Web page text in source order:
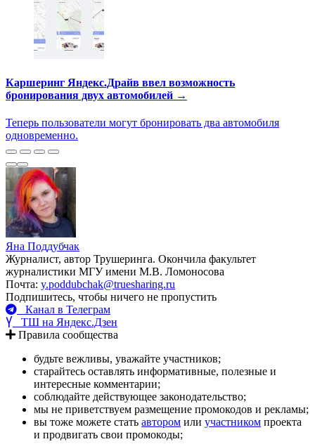
Каршеринг Яндекс.Драйв ввел возможность
бронирования двух автомобилей →
Теперь пользователи могут бронировать два автомобиля
одновременно.
Яна Поддубчак
Журналист, автор Трушеринга. Окончила факультет
журналистики МГУ имени М.В. Ломоносова
Почта: y.poddubchak@truesharing.ru
Подпишитесь, чтобы ничего не пропустить
Канал в Телеграм
ТШ на Яндекс.Дзен
Правила сообщества
будьте вежливы, уважайте участников;
старайтесь оставлять информативные, полезные и
интересные комментарии;
соблюдайте действующее законодательство;
мы не приветствуем размещение промокодов и рекламы;
вы тоже можете стать автором или участником проекта
и продвигать свои промокоды;